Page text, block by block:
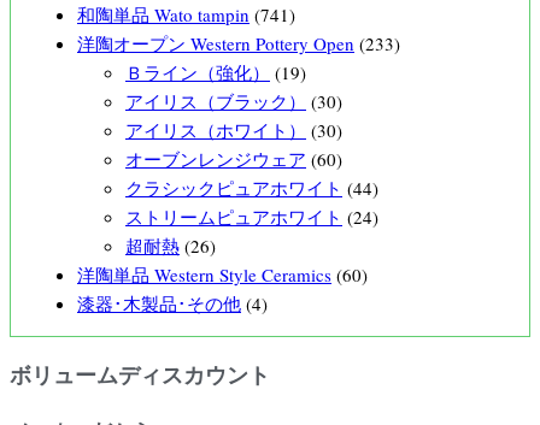
和陶単品 Wato tampin (741)
洋陶オープン Western Pottery Open (233)
Ｂライン（強化）
(19)
アイリス（ブラック）
(30)
アイリス（ホワイト）
(30)
オーブンレンジウェア (60)
クラシックピュアホワイト (44)
ストリームピュアホワイト (24)
超耐熱 (26)
洋陶単品 Western Style Ceramics (60)
漆器･木製品･その他 (4)
ボリュームディスカウント